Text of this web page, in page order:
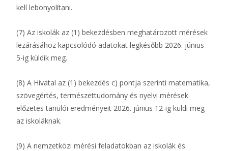
kell lebonyolítani.
(7) Az iskolák az (1) bekezdésben meghatározott mérések
lezárásához kapcsolódó adatokat legkésőbb 2026. június
5-ig küldik meg.
(8) A Hivatal az (1) bekezdés c) pontja szerinti matematika,
szövegértés, természettudomány és nyelvi mérések
előzetes tanulói eredményeit 2026. június 12-ig küldi meg
az iskoláknak.
(9) A nemzetközi mérési feladatokban az iskolák és